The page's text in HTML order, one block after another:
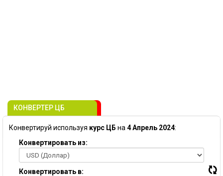
КОНВЕРТЕР ЦБ
Конвертируй используя курс ЦБ на 4 Апрель 2024:
Конвертировать из:
Конвертировать в: